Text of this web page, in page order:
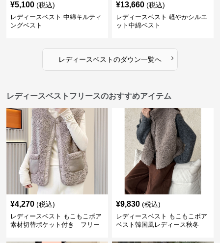
¥5,100 (税込)
レディースベスト 中綿キルティ
ングベスト
¥13,660 (税込)
レディースベスト 軽やかシルエ
ット中綿ベスト
レディースベストのダウン一覧へ ›
レディースベストフリースのおすすめアイテム
¥4,270 (税込)
レディースベスト もこもこボア
素材切替ポケット付き フリー
¥9,830 (税込)
レディースベスト もこもこボア
ベスト韓国風レディース秋冬